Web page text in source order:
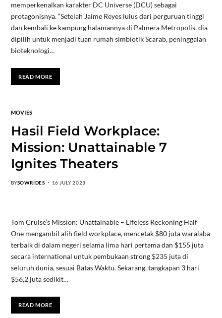
memperkenalkan karakter DC Universe (DCU) sebagai
protagonisnya. “Setelah Jaime Reyes lulus dari perguruan tinggi
dan kembali ke kampung halamannya di Palmera Metropolis, dia
dipilih untuk menjadi tuan rumah simbiotik Scarab, peninggalan
bioteknologi…
READ MORE
MOVIES
Hasil Field Workplace:
Mission: Unattainable 7
Ignites Theaters
BYSOWRIDES 16 JULY 2023
Tom Cruise’s Mission: Unattainable – Lifeless Reckoning Half
One mengambil alih field workplace, mencetak $80 juta waralaba
terbaik di dalam negeri selama lima hari pertama dan $155 juta
secara international untuk pembukaan strong $235 juta di
seluruh dunia, sesuai Batas Waktu. Sekarang, tangkapan 3 hari
$56,2 juta sedikit…
READ MORE